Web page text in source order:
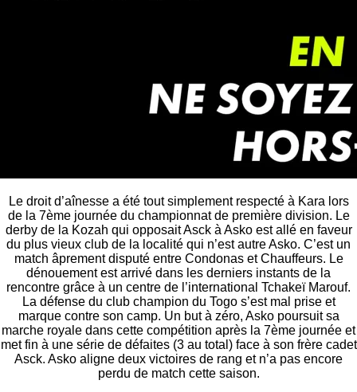
Le droit d’aînesse a été tout simplement respecté à Kara lors
de la 7ème journée du championnat de première division. Le
derby de la Kozah qui opposait Asck à Asko est allé en faveur
du plus vieux club de la localité qui n’est autre Asko. C’est un
match âprement disputé entre Condonas et Chauffeurs. Le
dénouement est arrivé dans les derniers instants de la
rencontre grâce à un centre de l’international Tchakeï Marouf.
La défense du club champion du Togo s’est mal prise et
marque contre son camp. Un but à zéro, Asko poursuit sa
marche royale dans cette compétition après la 7ème journée et
met fin à une série de défaites (3 au total) face à son frère cadet
Asck. Asko aligne deux victoires de rang et n’a pas encore
perdu de match cette saison.